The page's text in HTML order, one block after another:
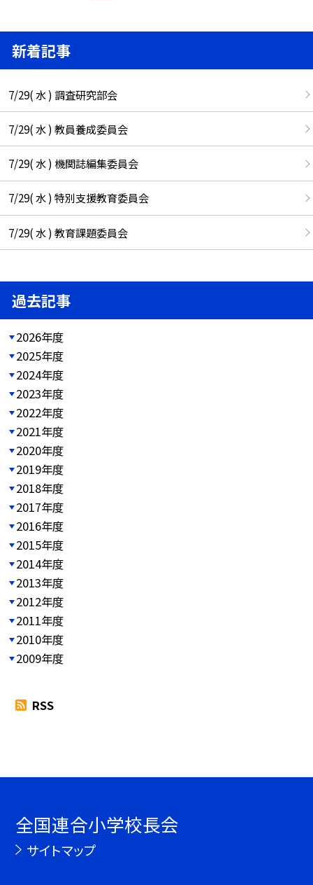
新着記事
7/29( 水 ) 調査研究部会
7/29( 水 ) 教員養成委員会
7/29( 水 ) 機関誌編集委員会
7/29( 水 ) 特別支援教育委員会
7/29( 水 ) 教育課題委員会
過去記事
2026年度
2025年度
2024年度
2023年度
2022年度
2021年度
2020年度
2019年度
2018年度
2017年度
2016年度
2015年度
2014年度
2013年度
2012年度
2011年度
2010年度
2009年度
RSS
全国連合小学校長会
サイトマップ